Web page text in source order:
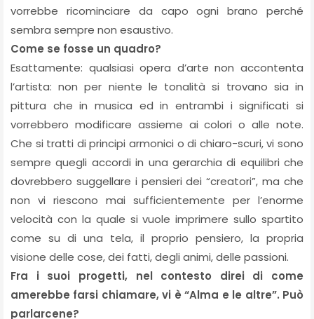
vorrebbe ricominciare da capo ogni brano perché
sembra sempre non esaustivo.
Come se fosse un quadro?
Esattamente: qualsiasi opera d’arte non accontenta
l’artista: non per niente le tonalità si trovano sia in
pittura che in musica ed in entrambi i significati si
vorrebbero modificare assieme ai colori o alle note.
Che si tratti di principi armonici o di chiaro-scuri, vi sono
sempre quegli accordi in una gerarchia di equilibri che
dovrebbero suggellare i pensieri dei “creatori”, ma che
non vi riescono mai sufficientemente per l’enorme
velocità con la quale si vuole imprimere sullo spartito
come su di una tela, il proprio pensiero, la propria
visione delle cose, dei fatti, degli animi, delle passioni.
Fra i suoi progetti, nel contesto direi di come
amerebbe farsi chiamare, vi è “Alma e le altre”. Può
parlarcene?